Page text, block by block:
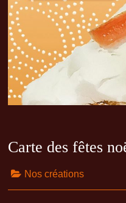
Carte des fêtes
Nos créations